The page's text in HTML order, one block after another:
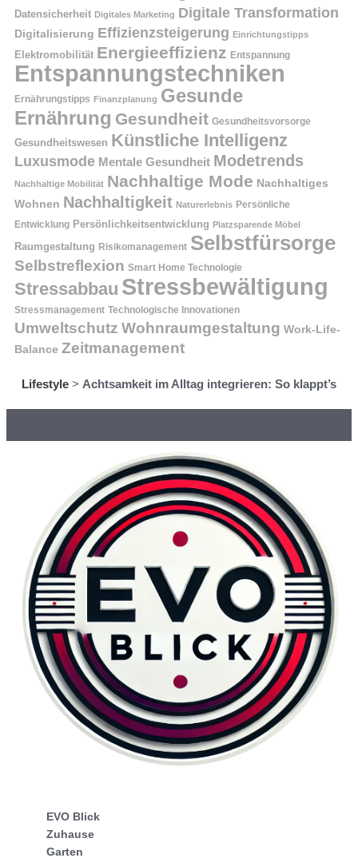
Datensicherheit Digitales Marketing Digitale Transformation
Digitalisierung Effizienzsteigerung Einrichtungstipps
Elektromobilität Energieeffizienz Entspannung
Entspannungstechniken
Ernährungstipps Finanzplanung Gesunde
Ernährung Gesundheit Gesundheitsvorsorge
Gesundheitswesen Künstliche Intelligenz
Luxusmode Mentale Gesundheit Modetrends
Nachhaltige Mobilität Nachhaltige Mode Nachhaltiges
Wohnen Nachhaltigkeit Naturerlebnis Persönliche
Entwicklung Persönlichkeitsentwicklung Platzsparende Möbel
Raumgestaltung Risikomanagement Selbstfürsorge
Selbstreflexion Smart Home Technologie
Stressabbau Stressbewältigung
Stressmanagement Technologische Innovationen
Umweltschutz Wohnraumgestaltung Work-Life-
Balance Zeitmanagement
Lifestyle > Achtsamkeit im Alltag integrieren: So klappt’s
EVO Blick
Zuhause
Garten